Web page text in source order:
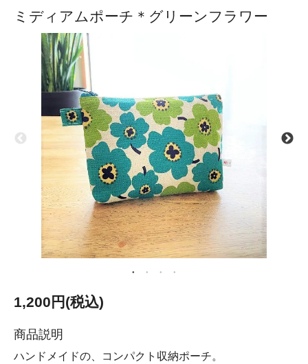
ミディアムポーチ＊グリーンフラワー
1,200円(税込)
商品説明
ハンドメイドの、コンパクト収納ポーチ。